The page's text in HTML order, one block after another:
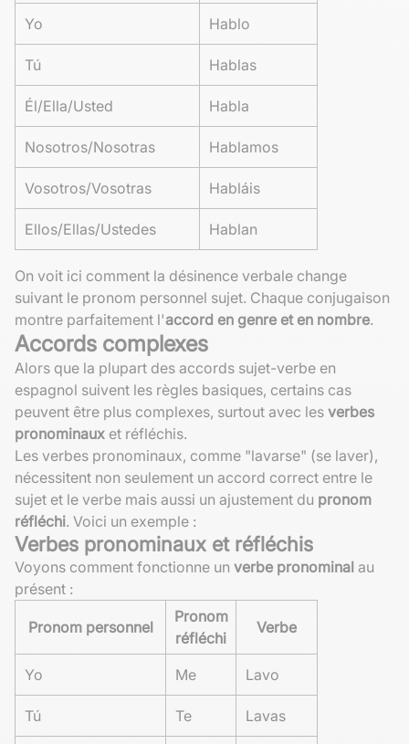
Yo Hablo
Tú Hablas
Él/Ella/Usted Habla
Nosotros/Nosotras Hablamos
Vosotros/Vosotras Habláis
Ellos/Ellas/Ustedes Hablan
On voit ici comment la désinence verbale change
suivant le pronom personnel sujet. Chaque conjugaison
montre parfaitement l'accord en genre et en nombre.
Accords complexes
Alors que la plupart des accords sujet-verbe en
espagnol suivent les règles basiques, certains cas
peuvent être plus complexes, surtout avec les verbes
pronominaux et réfléchis.
Les verbes pronominaux, comme "lavarse" (se laver),
nécessitent non seulement un accord correct entre le
sujet et le verbe mais aussi un ajustement du pronom
réfléchi. Voici un exemple :
Verbes pronominaux et réfléchis
Voyons comment fonctionne un verbe pronominal au
présent :
Pronom personnel
Pronom
réfléchi
Verbe
Yo Me Lavo
Tú Te Lavas